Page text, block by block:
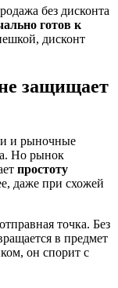
без дисконта
готов к
дисконт
защищает
и рыночные
Но рынок
простоту
даже при схожей
точка. Без
в предмет
он спорит с